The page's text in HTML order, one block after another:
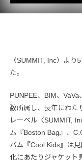
〈SUMMIT, Inc〉よ
た。
PUNPEE、BIM、
数所属し、長年にわた
レーベル〈SUMMIT,
ム『Boston Bag』、
バム『Cool Kids』は
化にあたりジャケット